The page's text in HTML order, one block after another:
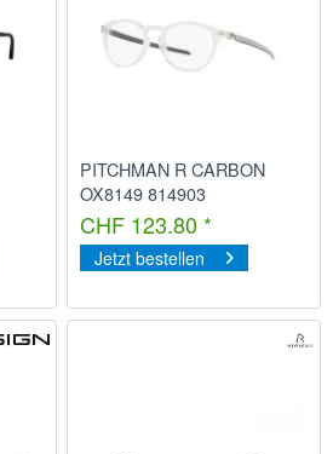
PITCHMAN R CARBON
OX8149 814903
CHF 123.80 *
Jetzt bestellen